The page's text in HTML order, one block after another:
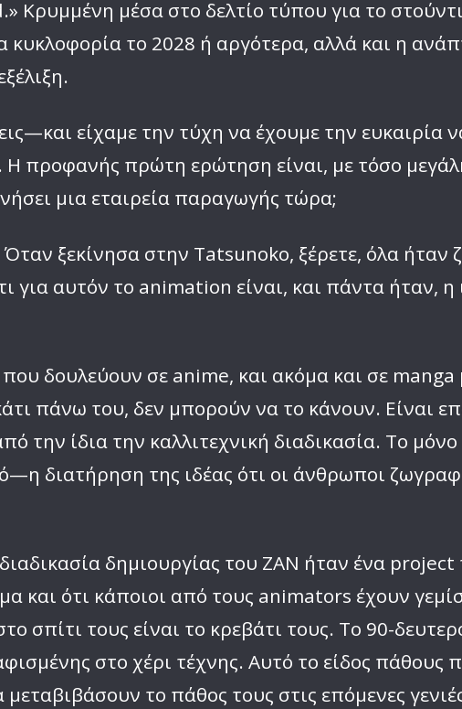
Κρυμμένη μέσα στο δελτίο τύπου για το
κυκλοφορία το 2028 ή αργότερα, αλλά και η
είχαμε την τύχη να έχουμε την ευκαιρία
Η προφανής πρώτη ερώτηση είναι, με τόσο
μια εταιρεία παραγωγής τώρα;
Όταν ξεκίνησα στην Tatsunoko, ξέρετε, όλα
για αυτόν το animation είναι, και πάντα ήταν,
δουλεύουν σε anime, και ακόμα και σε manga
πάνω του, δεν μπορούν να το κάνουν. Είναι
την ίδια την καλλιτεχνική διαδικασία. Το
διατήρηση της ιδέας ότι οι άνθρωποι
δημιουργίας του ZAN ήταν ένα
και ότι κάποιοι από τους animators έχουν
σπίτι τους είναι το κρεβάτι τους. Το 90-
στο χέρι τέχνης. Αυτό το είδος πάθους
το πάθος τους στις επόμενες